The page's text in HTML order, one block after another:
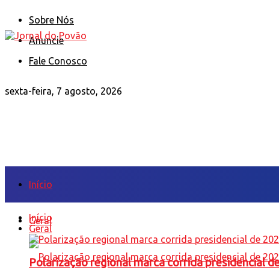
Sobre Nós
Anuncie
Fale Conosco
sexta-feira, 7 agosto, 2026
Início
Geral
Início
Geral
Polarização regional marca corrida presidencial